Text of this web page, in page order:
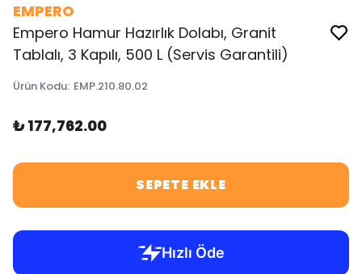
EMPERO
Empero Hamur Hazırlık Dolabı, Granit
Tablalı, 3 Kapılı, 500 L (Servis Garantili)
Ürün Kodu: EMP.210.80.02
₺ 177,762.00
SEPETE EKLE